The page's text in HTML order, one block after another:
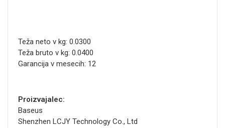
Teža neto v kg: 0.0300
Teža bruto v kg: 0.0400
Garancija v mesecih: 12
Proizvajalec:
Baseus
Shenzhen LCJY Technology Co., Ltd